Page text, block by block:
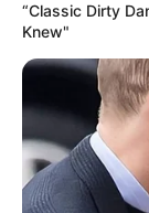
“Classic Dirty
Knew"